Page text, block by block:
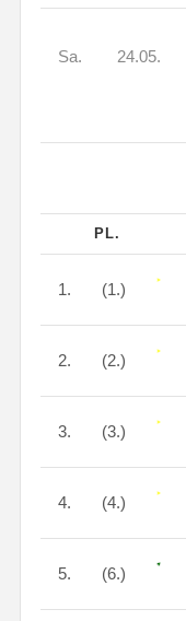
Sa. 24.05.
PL.
1. (1.)
2. (2.)
3. (3.)
4. (4.)
5. (6.)